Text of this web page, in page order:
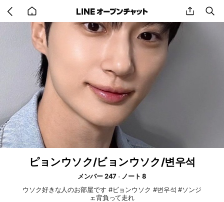
back
to
home
share
ピョンウソク/ビョンウソク/변우석
メンバー 247
ノート 8
ウソク好きな人のお部屋です #ビョンウソク #변우석 #ソンジ
ェ背負って走れ